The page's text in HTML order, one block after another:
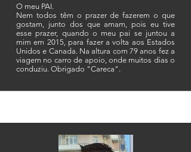
O meu PAI.
Nem todos têm o prazer de fazerem o que
gostam, junto dos que amam, pois eu tive
esse prazer, quando o meu pai se juntou a
mim em 2015, para fazer a volta aos Estados
Unidos e Canada. Na altura com 79 anos fez a
viagem no carro de apoio, onde muitos dias o
conduziu. Obrigado "Careca".